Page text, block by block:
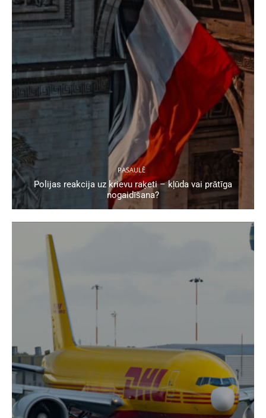
PASAULĒ
Polijas reakcija uz krievu raķeti – kļūda vai prātīga
nogaidīšana?